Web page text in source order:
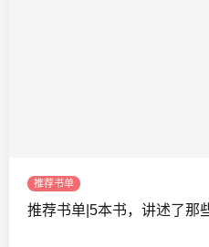
推荐书单
推荐书单|5本书，讲述了那